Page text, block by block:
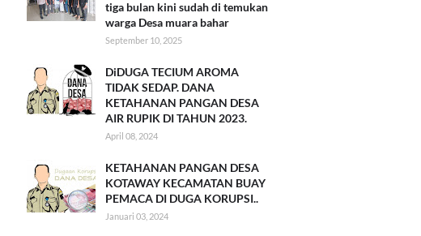
tiga bulan kini sudah di temukan
warga Desa muara bahar
September 10, 2025
DiDUGA TECIUM AROMA
TIDAK SEDAP. DANA
KETAHANAN PANGAN DESA
AIR RUPIK DI TAHUN 2023.
April 08, 2024
KETAHANAN PANGAN DESA
KOTAWAY KECAMATAN BUAY
PEMACA DI DUGA KORUPSI..
Januari 03, 2024